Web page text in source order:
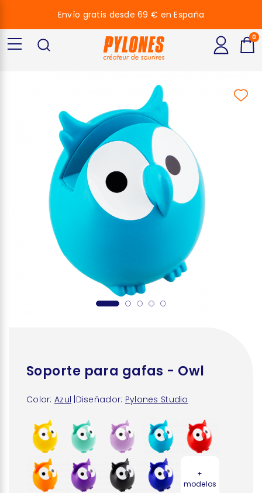
Soporte para gafas - Owl
Color: Azul Diseñador: Pylones Studio
+
modelos
Envío gratis desde 69 € en España
0